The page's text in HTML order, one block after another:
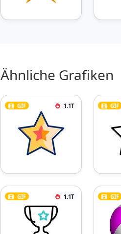
Ähnliche Grafiken
GIF 1.1T GIF
GIF 1.1T GIF